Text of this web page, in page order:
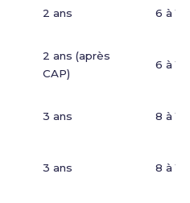
2 ans 6 à 12
2 ans (après
CAP)
6 à 12
3 ans 8 à 12
3 ans 8 à 12